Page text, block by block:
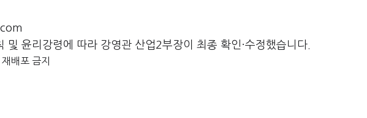
및 윤리강령에 따라 강영관 산업2부장이 최종 확인·수정했습니다.
배포 금지